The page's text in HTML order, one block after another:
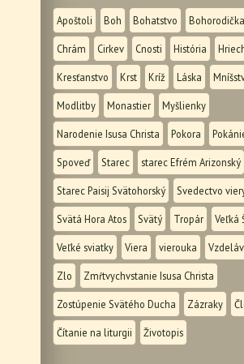
Apoštoli Boh Bohatstvo Bohorodička
Chrám Cirkev Cnosti História
Kresťanstvo Krst Kríž Láska
Modlitby Monastier Myšlienky
Narodenie Isusa Christa Pokora
Spoveď Starec starec Efrém Arizonský
Starec Paisij Svätohorský Svedectvo
Svätá Hora Atos Svätý Tropár Veľká
Veľké sviatky Viera vierouka
Zlo Zmŕtvychvstanie Isusa Christa
Zostúpenie Svätého Ducha Zázraky
Čítanie na liturgii Životopis